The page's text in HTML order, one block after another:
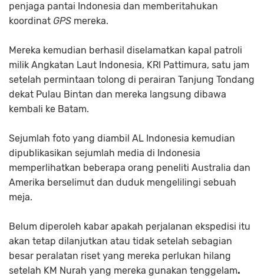
penjaga pantai Indonesia dan memberitahukan
koordinat GPS mereka.
Mereka kemudian berhasil diselamatkan kapal patroli
milik Angkatan Laut Indonesia, KRI Pattimura, satu jam
setelah permintaan tolong di perairan Tanjung Tondang
dekat Pulau Bintan dan mereka langsung dibawa
kembali ke Batam.
Sejumlah foto yang diambil AL Indonesia kemudian
dipublikasikan sejumlah media di Indonesia
memperlihatkan beberapa orang peneliti Australia dan
Amerika berselimut dan duduk mengelilingi sebuah
meja.
Belum diperoleh kabar apakah perjalanan ekspedisi itu
akan tetap dilanjutkan atau tidak setelah sebagian
besar peralatan riset yang mereka perlukan hilang
setelah KM Nurah yang mereka gunakan tenggelam.